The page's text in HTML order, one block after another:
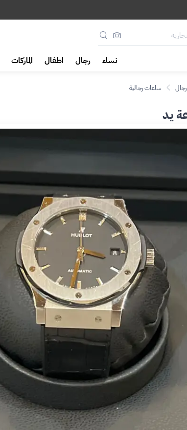
نساء رجال اطفال الماركات
رجال ساعات رجالية